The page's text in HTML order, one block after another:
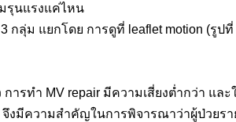
มรุนแรงแค่ไหน
3 กลุ่ม แยกโดย การดูที่ leaflet motion (
การทำ MV repair มีความเสี่ยงต่ำกว่า
มีความสำคัญในการพิจารณาว่าผู้ป่วยรา